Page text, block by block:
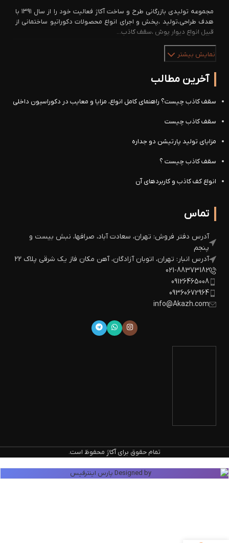
مجموعه تولیدی بازرگانی طرح و ساخت آکاژ فعالیت خود را از سال ۱۳۹۱ با
هدف طراحی،تولید ،پخش و اجرای انواع محصولات دکوراتیو ساختمانی از
قبیل انواع دیوار پوش ،سقف کاذب...
نمایش بیشتر
آخرین مطالب
سقف کاذب چیست؟ راهنمای کامل انواع، مزایا و معایب در دکوراسیون داخلی
سقف کاذب چیست
مزایای تولید پارتیشن دو جداره
سقف کاذب چیست ؟
انواع کف کاذب و کاربردهای آن
تماس
آدرس دفتر فروش: تهران، سعادت آباد، صرافها، نبش بیست و
پنجم
آدرس انبار: تهران، اتوبان آزادگان، آهن مکان فاز یک شرقی پلاک 22
021-88373182
09126465008
09360672964
info@Akazh.com
تمام حقوق برایآکاژ محفوظ است.